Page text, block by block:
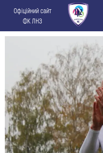
Офіційний сайт
ФК ЛНЗ